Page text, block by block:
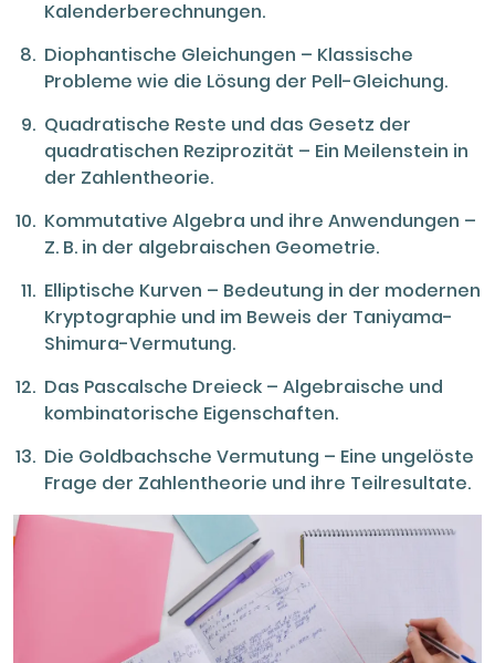
Kalenderberechnungen.
Diophantische Gleichungen – Klassische
Probleme wie die Lösung der Pell-Gleichung.
Quadratische Reste und das Gesetz der
quadratischen Reziprozität – Ein Meilenstein in
der Zahlentheorie.
Kommutative Algebra und ihre Anwendungen –
Z. B. in der algebraischen Geometrie.
Elliptische Kurven – Bedeutung in der modernen
Kryptographie und im Beweis der Taniyama-
Shimura-Vermutung.
Das Pascalsche Dreieck – Algebraische und
kombinatorische Eigenschaften.
Die Goldbachsche Vermutung – Eine ungelöste
Frage der Zahlentheorie und ihre Teilresultate.